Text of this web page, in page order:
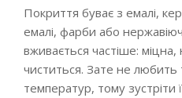
Покриття буває з емалі,
емалі, фарби або
вживається частіше:
чиститься. Зате не любить
температур, тому зустріти